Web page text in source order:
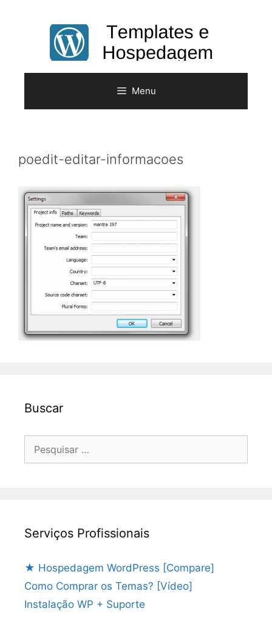
Menu
poedit-editar-informacoes
Buscar
Serviços Profissionais
★ Hospedagem WordPress [Compare]
Como Comprar os Temas? [Vídeo]
Instalação WP + Suporte